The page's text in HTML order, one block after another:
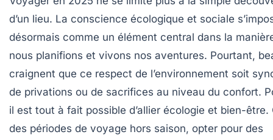
d’un lieu. La conscience écologique et sociale
désormais comme un élément central dans la
nous planifions et vivons nos aventures. Pourtant,
craignent que ce respect de l’environnement soit
de privations ou de sacrifices au niveau du confort.
il est tout à fait possible d’allier écologie et bien-être.
des périodes de voyage hors saison, opter pour des